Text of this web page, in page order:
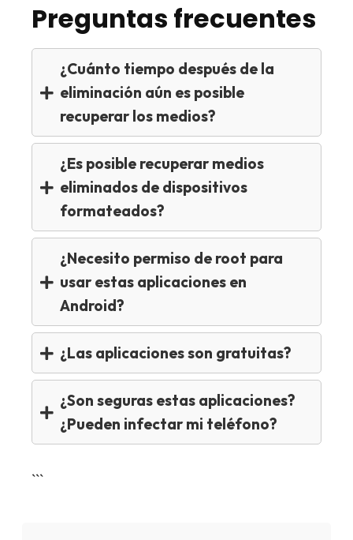
Preguntas frecuentes
¿Cuánto tiempo después de la
eliminación aún es posible
recuperar los medios?
¿Es posible recuperar medios
eliminados de dispositivos
formateados?
¿Necesito permiso de root para
usar estas aplicaciones en
Android?
¿Las aplicaciones son gratuitas?
¿Son seguras estas aplicaciones?
¿Pueden infectar mi teléfono?
```